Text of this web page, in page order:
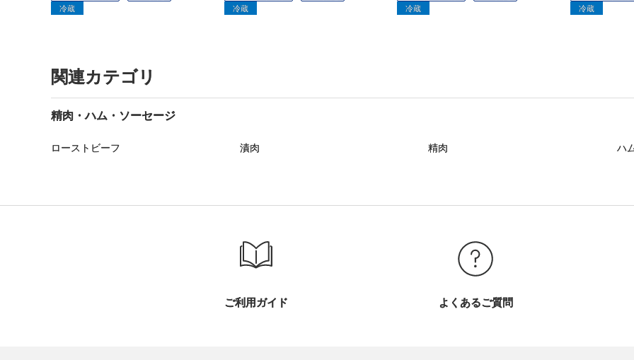
冷蔵
冷蔵
冷蔵
冷蔵
関連カテゴリ
精肉・ハム・ソーセージ
ローストビーフ 漬肉 精肉 ハ
ご利用ガイド よくあるご質問